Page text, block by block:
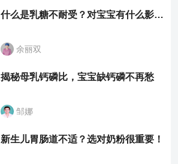
什么是乳糖不耐受？对宝宝有什么影响？
余丽双
揭秘母乳钙磷比，宝宝缺钙磷不再愁
邹娜
新生儿胃肠道不适？选对奶粉很重要！